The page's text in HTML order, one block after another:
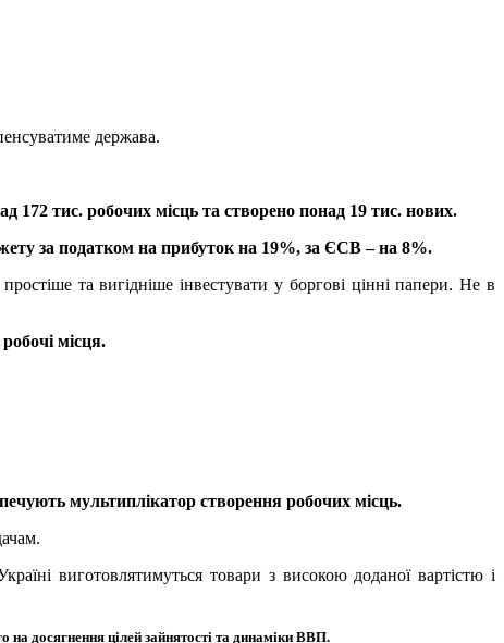
держава.
172 тис. робочих місць та створено понад 19 тис. нових.
за податком на прибуток на 19%, за ЄСВ – на 8%.
та вигідніше інвестувати у боргові цінні папери. Не в
місця.
мультиплікатор створення робочих місць.
виготовлятимуться товари з високою доданої вартістю і
досягнення цілей зайнятості та динаміки ВВП.